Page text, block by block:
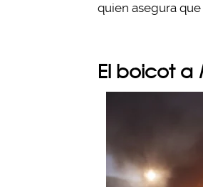
quien asegura
El boicot a